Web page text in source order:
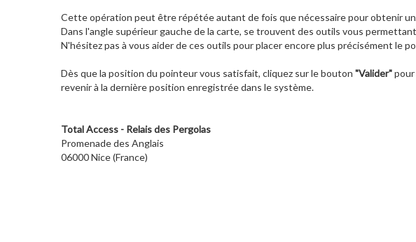
Cette opération peut être répétée autant de fois que nécessaire pour obtenir
Dans l'angle supérieur gauche de la carte, se trouvent des outils vous
N'hésitez pas à vous aider de ces outils pour placer encore plus précisément le
Dès que la position du pointeur vous satisfait, cliquez sur le bouton "Valider"
revenir à la dernière position enregistrée dans le système.
Total Access - Relais des Pergolas
Promenade des Anglais
06000 Nice (France)